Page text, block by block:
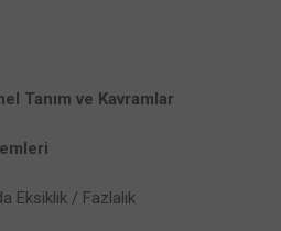
Tanım ve Kavramlar
Eksiklik / Fazlalık